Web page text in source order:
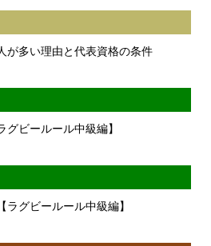
が多い理由と代表資格の条件
ビールール中級編】
グビールール中級編】